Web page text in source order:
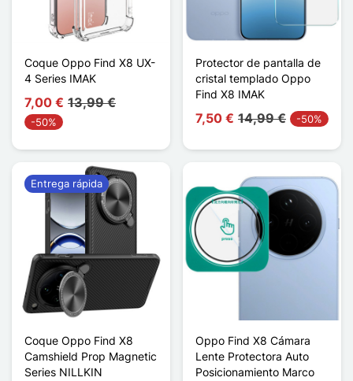
Coque Oppo Find X8 UX-
4 Series IMAK
7,00 € 13,99 €
-50%
Protector de pantalla de
cristal templado Oppo
Find X8 IMAK
7,50 € 14,99 € -50%
Coque Oppo Find X8
Camshield Prop Magnetic
Series NILLKIN
Entrega rápida
Oppo Find X8 Cámara
Lente Protectora Auto
Posicionamiento Marco